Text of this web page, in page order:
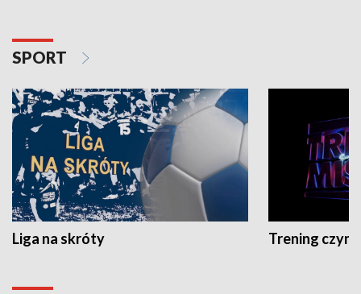
SPORT
Liga na skróty Trening czyni